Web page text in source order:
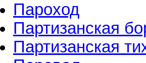
Пароход
Партизанская
Партизанская